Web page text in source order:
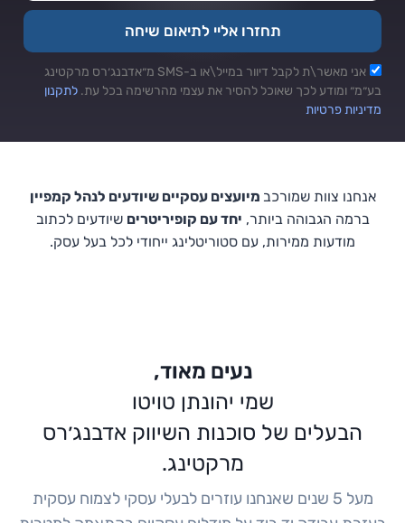
אני מאשר\ת לקבל דיוור במייל\או ב-SMS מ״אדבנג׳רס מרקטינג
בע״מ״ ומודע לכך שאוכל להסיר את עצמי מהרשימה בכל עת. לתקנון
מדיניות פרטיות
תחזרו אליי לתיאום שיחה
אנחנו צוות שמורכב מיועצים עסקיים שיודעים לנהל קמפיין
ברמה הגבוהה ביותר, יחד עם קופיריטרים שיודעים לכתוב
מודעות ממירות, עם סטוריטלינג ייחודי לכל בעל עסק.
נעים מאוד,
שמי יהונתן טויטו
הבעלים של סוכנות השיווק אדבנג׳רס
מרקטינג.
מעל 5 שנים שאנחנו עוזרים לבעלי עסקי לצמוח עסקית